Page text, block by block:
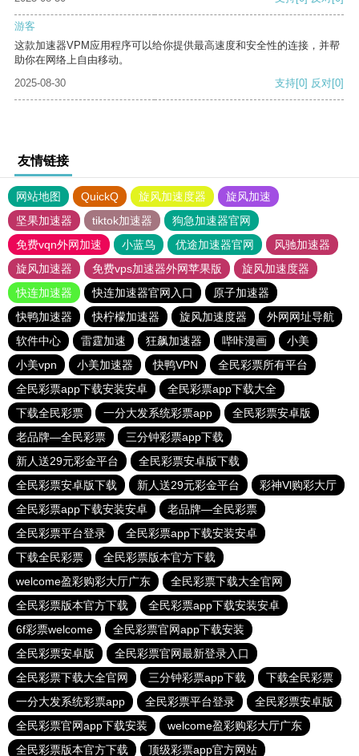
游客
这款加速器VPM应用程序可以给你提供最高速度和安全性的连接，并帮
助你在网络上自由移动。
2025-08-30
支持[0] 反对[0]
友情链接
网站地图 QuickQ 旋风加速度器
旋风加速
坚果加速器
tiktok加速器
狗急加速器官网
免费vqn外网加速
小蓝鸟 优途加速器官网
风驰加速器
旋风加速器
免费vps加速器外网苹果版
旋风加速度器
快连加速器
快连加速器官网入口
原子加速器
快鸭加速器
快柠檬加速器 旋风加速度器
外网网址导航
软件中心
雷霆加速 狂飙加速器 哔咔漫画
小美
小美vpn
小美加速器 快鸭VPN
全民彩票所有平台
全民彩票app下载安装安卓
全民彩票app下载大全
下载全民彩票
一分大发系统彩票app
全民彩票安卓版
老品牌—全民彩票
三分钟彩票app下载
新人送29元彩金平台
全民彩票安卓版下载
全民彩票安卓版下载
新人送29元彩金平台
彩神Vl购彩大厅
全民彩票app下载安装安卓
老品牌—全民彩票
全民彩票平台登录
全民彩票app下载安装安卓
下载全民彩票
全民彩票版本官方下载
welcome盈彩购彩大厅广东
全民彩票下载大全官网
全民彩票版本官方下载
全民彩票app下载安装安卓
6f彩票welcome
全民彩票官网app下载安装
全民彩票安卓版
全民彩票官网最新登录入口
全民彩票下载大全官网
三分钟彩票app下载
下载全民彩票
一分大发系统彩票app
全民彩票平台登录
全民彩票安卓版
全民彩票官网app下载安装
welcome盈彩购彩大厅广东
全民彩票版本官方下载
顶级彩票app官方网站